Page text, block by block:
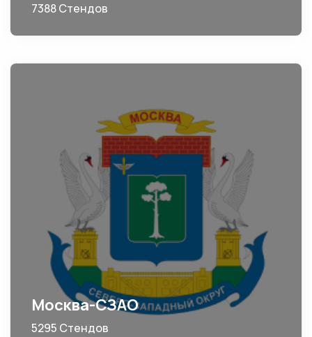
7388 Стендов
Москва-СЗАО
5295 Стендов